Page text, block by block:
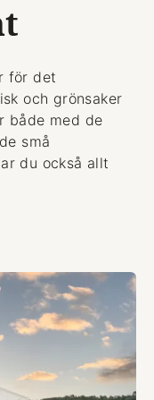
för det
och grönsaker
både med de
små
du också allt